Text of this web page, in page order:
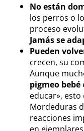
No están
los perros o
proceso
Jamás se
Pueden
crecen, su
Aunque
pigmeo bebé
educar»,
Mordeduras
reacciones